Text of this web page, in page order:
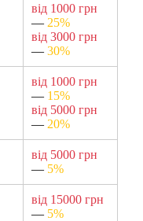
від 1000 грн
— 25%
від 3000 грн
— 30%
від 1000 грн
— 15%
від 5000 грн
— 20%
від 5000 грн
— 5%
від 15000 грн
— 5%